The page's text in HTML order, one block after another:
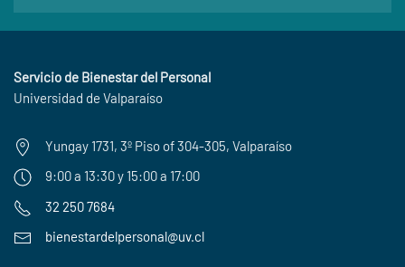
Servicio de Bienestar del Personal
Universidad de Valparaíso
Yungay 1731, 3º Piso of 304-305, Valparaíso
9:00 a 13:30 y 15:00 a 17:00
32 250 7684
bienestardelpersonal@uv.cl